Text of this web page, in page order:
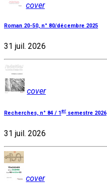
cover
Roman 20-50, n° 80/décembre 2025
31 juil. 2026
cover
Recherches, n° 84 / 1er semestre 2026
31 juil. 2026
cover